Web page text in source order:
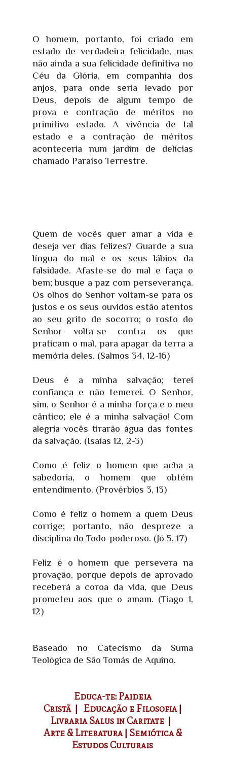
O homem, portanto, foi criado em
estado de verdadeira felicidade, mas
não ainda a sua felicidade definitiva no
Céu da Glória, em companhia dos
anjos, para onde seria levado por
Deus, depois de algum tempo de
prova e contração de méritos no
primitivo estado. A vivência de tal
estado e a contração de méritos
aconteceria num jardim de delícias
chamado Paraíso Terrestre.
Quem de vocês quer amar a vida e
deseja ver dias felizes? Guarde a sua
língua do mal e os seus lábios da
falsidade. Afaste-se do mal e faça o
bem; busque a paz com perseverança.
Os olhos do Senhor voltam-se para os
justos e os seus ouvidos estão atentos
ao seu grito de socorro; o rosto do
Senhor volta-se contra os que
praticam o mal, para apagar da terra a
memória deles. (Salmos 34, 12-16)
Deus é a minha salvação; terei
confiança e não temerei. O Senhor,
sim, o Senhor é a minha força e o meu
cântico; ele é a minha salvação! Com
alegria vocês tirarão água das fontes
da salvação. (Isaías 12, 2-3)
Como é feliz o homem que acha a
sabedoria, o homem que obtém
entendimento. (Provérbios 3, 13)
Como é feliz o homem a quem Deus
corrige; portanto, não despreze a
disciplina do Todo-poderoso. (Jó 5, 17)
Feliz é o homem que persevera na
provação, porque depois de aprovado
receberá a coroa da vida, que Deus
prometeu aos que o amam. (Tiago 1,
12)
Baseado no Catecismo da Suma
Teológica de São Tomás de Aquino.
Educa-te: Paideia
Cristã | Educação e Filosofia|
Livraria Salus in Caritate |
Arte & Literatura| Semiótica &
Estudos Culturais